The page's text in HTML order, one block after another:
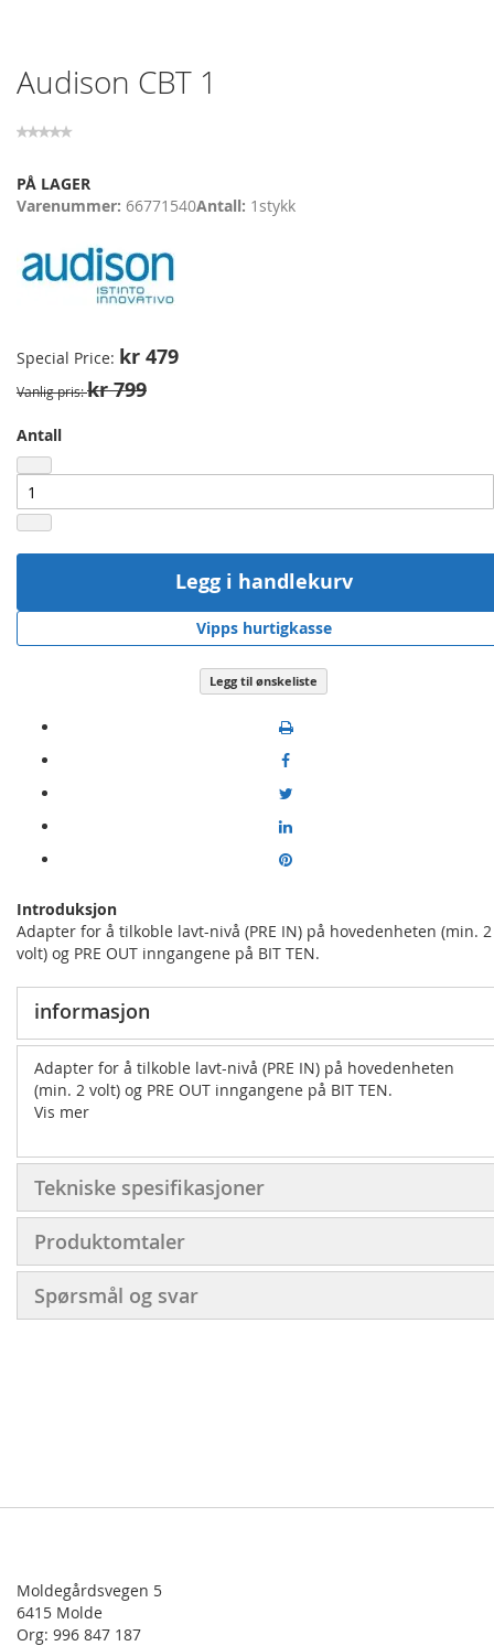
Skip
to
beginning
the
images
Audison CBT 1
PÅ LAGER
Varenummer 66771540Antall 1 stykk
Special Price kr 479
Vanlig pris kr 799
Antall
Legg i handlekurv
Vipps hurtigkasse
Legg til ønskeliste
Introduksjon
Adapter for å tilkoble lavt-nivå (PRE IN) på hovedenheten (min. 2
volt) og PRE OUT inngangene på BIT TEN.
informasjon
Adapter for å tilkoble lavt-nivå (PRE IN) på hovedenheten
(min. 2 volt) og PRE OUT inngangene på BIT TEN.
Vis mer
Tekniske spesifikasjoner
Produktomtaler
Spørsmål og svar
Moldegårdsvegen 5
6415 Molde
Org: 996 847 187